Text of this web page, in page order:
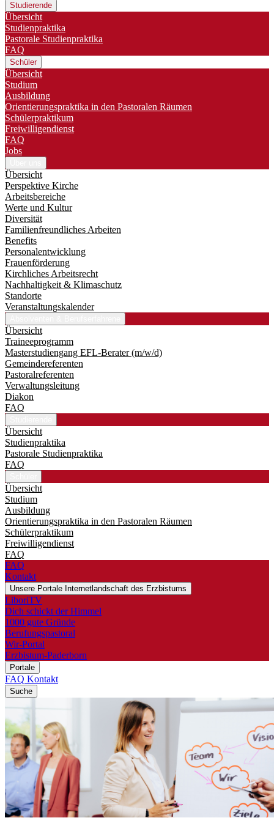
Studierende
Übersicht
Studienpraktika
Pastorale Studienpraktika
FAQ
Schüler
Übersicht
Studium
Ausbildung
Orientierungspraktika in den Pastoralen Räumen
Schülerpraktikum
Freiwilligendienst
FAQ
Jobs
Übersicht
Perspektive Kirche
Arbeitsbereiche
Werte und Kultur
Diversität
Familienfreundliches Arbeiten
Benefits
Personalentwicklung
Frauenförderung
Kirchliches Arbeitsrecht
Nachhaltigkeit & Klimaschutz
Standorte
Veranstaltungskalender
Übersicht
Traineeprogramm
Master­studiengang EFL-Berater (m/w/d)
Gemeindereferenten
Pastoralreferenten
Verwaltungsleitung
Diakon
FAQ
Übersicht
Studienpraktika
Pastorale Studienpraktika
FAQ
Übersicht
Studium
Ausbildung
Orientierungspraktika in den Pastoralen Räumen
Schülerpraktikum
Freiwilligendienst
FAQ
FAQ
Kontakt
Unsere Portale Internetlandschaft des Erzbistums
LiboriTV
Dich schickt der Himmel
1000 gute Gründe
Berufungspastoral
Wir-Portal
Erzbistum-Paderborn
Portale
FAQ Kontakt
Suche